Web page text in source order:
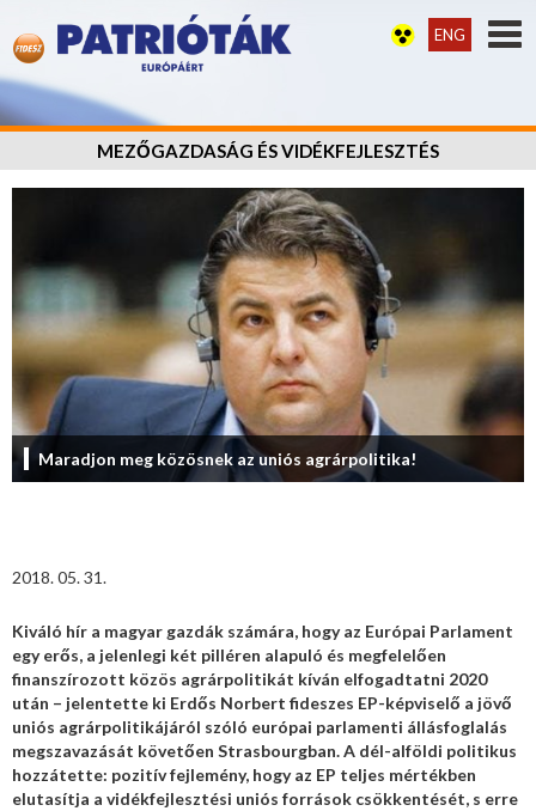
ENG
MEZŐGAZDASÁG ÉS VIDÉKFEJLESZTÉS
Maradjon meg közösnek az uniós agrárpolitika!
2018. 05. 31.
Kiváló hír a magyar gazdák számára, hogy az Európai Parlament
egy erős, a jelenlegi két pilléren alapuló és megfelelően
finanszírozott közös agrárpolitikát kíván elfogadtatni 2020
után – jelentette ki Erdős Norbert fideszes EP-képviselő a jövő
uniós agrárpolitikájáról szóló európai parlamenti állásfoglalás
megszavazását követően Strasbourgban. A dél-alföldi politikus
hozzátette: pozitív fejlemény, hogy az EP teljes mértékben
elutasítja a vidékfejlesztési uniós források csökkentését, s erre